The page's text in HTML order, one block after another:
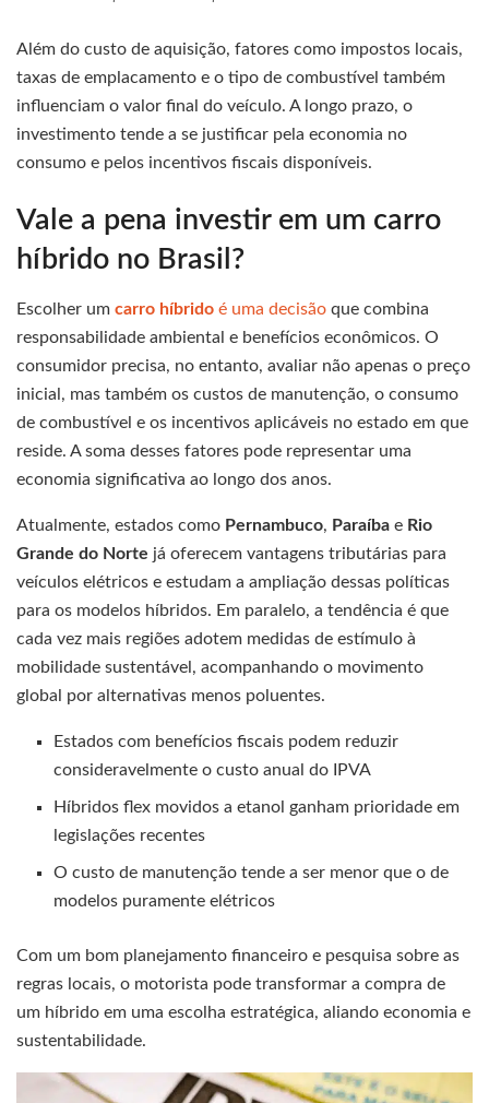
Além do custo de aquisição, fatores como impostos locais,
taxas de emplacamento e o tipo de combustível também
influenciam o valor final do veículo. A longo prazo, o
investimento tende a se justificar pela economia no
consumo e pelos incentivos fiscais disponíveis.
Vale a pena investir em um carro
híbrido no Brasil?
Escolher um carro híbrido é uma decisão que combina
responsabilidade ambiental e benefícios econômicos. O
consumidor precisa, no entanto, avaliar não apenas o preço
inicial, mas também os custos de manutenção, o consumo
de combustível e os incentivos aplicáveis no estado em que
reside. A soma desses fatores pode representar uma
economia significativa ao longo dos anos.
Atualmente, estados como Pernambuco, Paraíba e Rio
Grande do Norte já oferecem vantagens tributárias para
veículos elétricos e estudam a ampliação dessas políticas
para os modelos híbridos. Em paralelo, a tendência é que
cada vez mais regiões adotem medidas de estímulo à
mobilidade sustentável, acompanhando o movimento
global por alternativas menos poluentes.
Estados com benefícios fiscais podem reduzir
consideravelmente o custo anual do IPVA
Híbridos flex movidos a etanol ganham prioridade em
legislações recentes
O custo de manutenção tende a ser menor que o de
modelos puramente elétricos
Com um bom planejamento financeiro e pesquisa sobre as
regras locais, o motorista pode transformar a compra de
um híbrido em uma escolha estratégica, aliando economia e
sustentabilidade.